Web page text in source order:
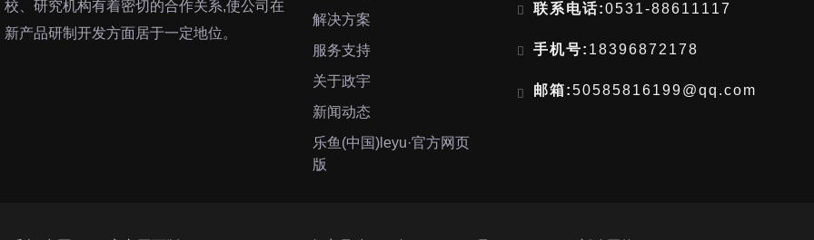
校、研究机构有着密切的合作关系,使公司在
新产品研制开发方面居于一定地位。
解决方案
服务支持
关于政宇
新闻动态
乐鱼(中国)leyu·官方网页
版
联系电话:0531-88611117
手机号: 18396872178
邮箱:50585816199@qq.com